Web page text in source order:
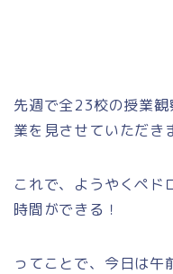
先週で全23校の授業
業を見させていただき
これで、ようやくペド
時間ができる！
ってことで、今日は午